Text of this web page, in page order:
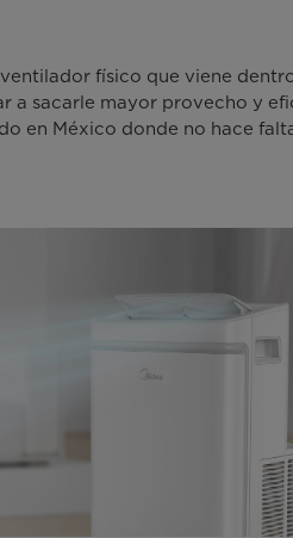
físico que viene
a sacarle mayor provecho y
en México donde no hace